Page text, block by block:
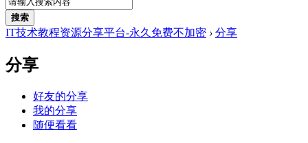
搜索
IT技术教程资源分享平台-永久免费不加密 › 分享
分享
好友的分享
我的分享
随便看看